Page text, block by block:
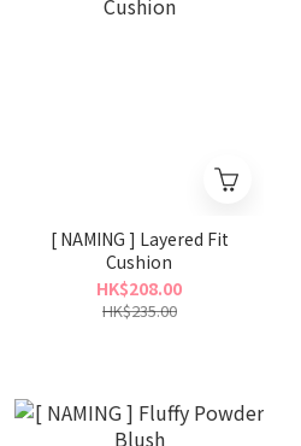
[ NAMING ] Layered Fit
Cushion
HK$208.00
HK$235.00